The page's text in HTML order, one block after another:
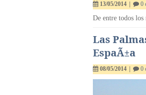
13/05/2014 0
De entre todos
Las
EspaÃ±a
08/05/2014 0